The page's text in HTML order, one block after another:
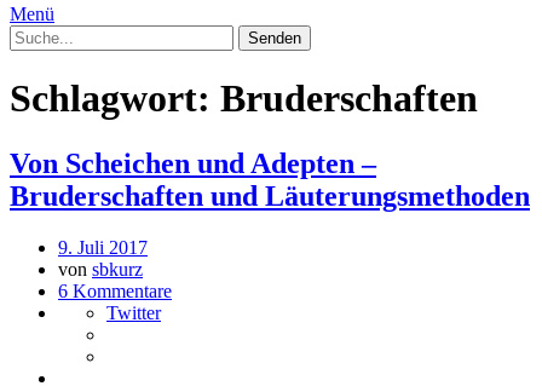
Menü
Schlagwort: Bruderschaften
Von Scheichen und Adepten –
Bruderschaften und Läuterungsmethoden
9. Juli 2017
von sbkurz
6 Kommentare
Twitter